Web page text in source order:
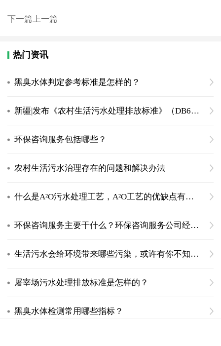
下一篇上一篇
热门资讯
黑臭水体判定参考标准是怎样的？
新疆|发布《农村生活污水处理排放标准》（DB65 4275-2019）
环保咨询服务包括哪些？
农村生活污水治理存在的问题和解决办法
什么是A²O污水处理工艺，A²O工艺的优缺点有什么
环保咨询服务主要干什么？环保咨询服务公司经营范围
生活污水会给环境带来哪些污染，或许有你不知道的危害
屠宰场污水处理排放标准是怎样的？
黑臭水体检测常用哪些指标？